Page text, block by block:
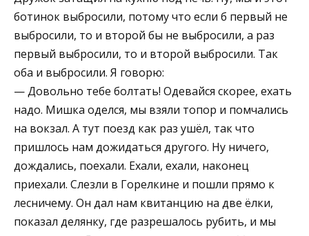
ботинок выбросили, потому что если б первый не
выбросили, то и второй бы не выбросили, а раз
первый выбросили, то и второй выбросили. Так
оба и выбросили. Я говорю:
— Довольно тебе болтать! Одевайся скорее, ехать
надо. Мишка оделся, мы взяли топор и помчались
на вокзал. А тут поезд как раз ушёл, так что
пришлось нам дожидаться другого. Ну ничего,
дождались, поехали. Ехали, ехали, наконец
приехали. Слезли в Горелкине и пошли прямо к
лесничему. Он дал нам квитанцию на две ёлки,
показал делянку, где разрешалось рубить, и мы